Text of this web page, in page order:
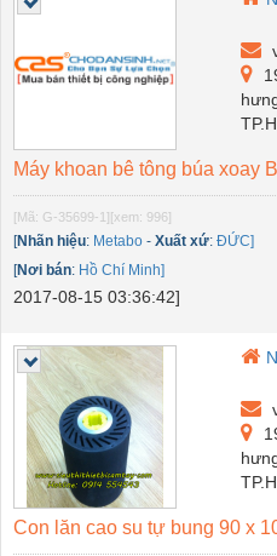
Máy khoan bê tông búa xoay
[Mã: G-35699-1][xem: 996]
[Nhãn hiệu: Metabo - Xuất xứ: ĐỨC]
[Nơi bán: Hồ Chí Minh]
2017-08-15 03:36:42]
Con lăn cao su tự bung 90 x